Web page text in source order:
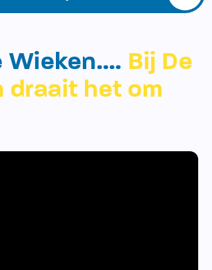
Wieken…. Bij De
draait het om